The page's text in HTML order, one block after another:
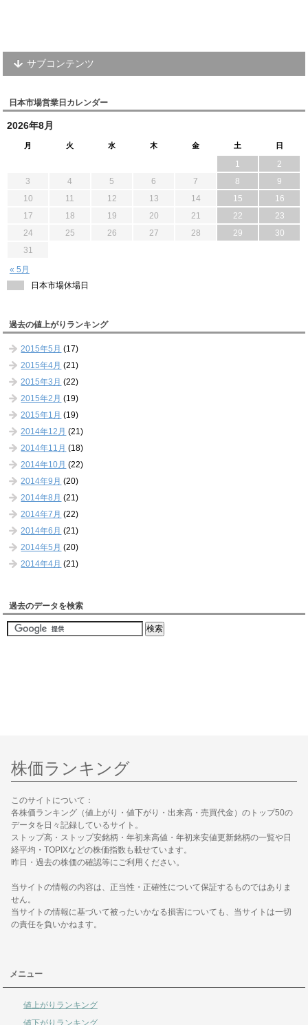
サブコンテンツ
日本市場営業日カレンダー
2026年8月
月 火 水 木 金 土 日
« 5月
1
2
3
4 5 6 7 8
9
10
11 12 13 14 15
16
17
18 19 20 21 22
23
24
25 26 27 28 29
30
31
日本市場休場日
過去の値上がりランキング
2015年5月 (17)
2015年4月 (21)
2015年3月 (22)
2015年2月 (19)
2015年1月 (19)
2014年12月 (21)
2014年11月 (18)
2014年10月 (22)
2014年9月 (20)
2014年8月 (21)
2014年7月 (22)
2014年6月 (21)
2014年5月 (20)
2014年4月 (21)
過去のデータを検索
株価ランキング
このサイトについて：
各株価ランキング（値上がり・値下がり・出来高・売買代金）のトップ50の
データを日々記録しているサイト。
ストップ高・ストップ安銘柄・年初来高値・年初来安値更新銘柄の一覧や日
経平均・TOPIXなどの株価指数も載せています。
昨日・過去の株価の確認等にご利用ください。
当サイトの情報の内容は、正当性・正確性について保証するものではありま
せん。
当サイトの情報に基づいて被ったいかなる損害についても、当サイトは一切
の責任を負いかねます。
メニュー
値上がりランキング
値下がりランキング